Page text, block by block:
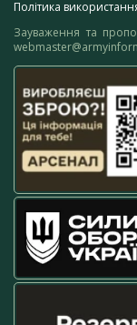
Політика
Зауваження та